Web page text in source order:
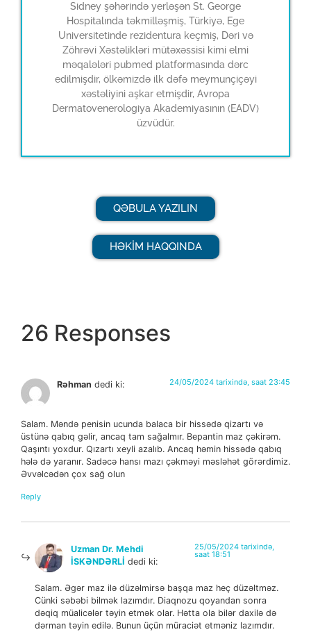
Sidney şəhərində yerləşən St. George
Hospitalında təkmilləşmiş, Türkiyə, Ege
Universitetinde rezidentura keçmiş, Dəri və
Zöhrəvi Xəstəlikləri mütəxəssisi kimi elmi
məqalələri pubmed platformasında dərc
edilmişdir, ölkəmizdə ilk dəfə meymunçiçəyi
xəstəliyini aşkar etmişdir, Avropa
Dermatovenerologiya Akademiyasının (EADV)
üzvüdür.
QƏBULA YAZILIN
HƏKİM HAQQINDA
26 Responses
Rəhman dedi ki: 24/05/2024 tarixində, saat 23:45
Salam. Məndə penisin ucunda balaca bir hissədə qizartı və
üstünə qabıq gəlir, ancaq tam sağalmır. Bepantin maz çəkirəm.
Qaşıntı yoxdur. Qızartı xeyli azalıb. Ancaq həmin hissədə qabıq
hələ də yaranır. Sadəcə hansı mazı çəkməyi məsləhət görərdimiz.
Əvvəlcədən çox sağ olun
Reply
Uzman Dr. Mehdi
İSKƏNDƏRLİ dedi ki:
25/05/2024 tarixində,
saat 18:51
Salam. Əgər maz ilə düzəlmirsə başqa maz heç düzəltməz.
Cünki səbəbi bilmək lazımdır. Diaqnozu qoyandan sonra
dəqiq müalicələr təyin etmək olar. Hətta ola bilər daxilə də
dərman təyin edilə. Bunun üçün müraciət etməniz lazımdır.